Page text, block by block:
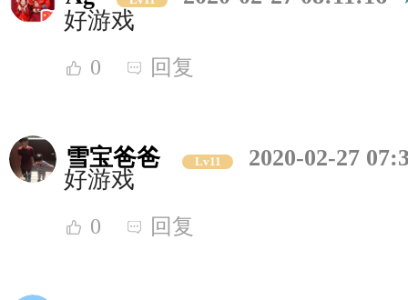
好游戏
0 回复
雪宝爸爸 Lv11
2020-02-27
好游戏
0 回复